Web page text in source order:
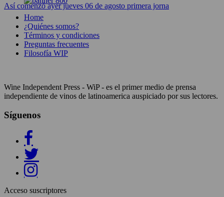
Así comenzó ayer jueves 06 de agosto primera jorna
Home
¿Quiénes somos?
Términos y condiciones
Preguntas frecuentes
Filosofía WIP
Wine Independent Press - WiP - es el primer medio de prensa
independiente de vinos de latinoamerica auspiciado por sus lectores.
Síguenos
Acceso suscriptores